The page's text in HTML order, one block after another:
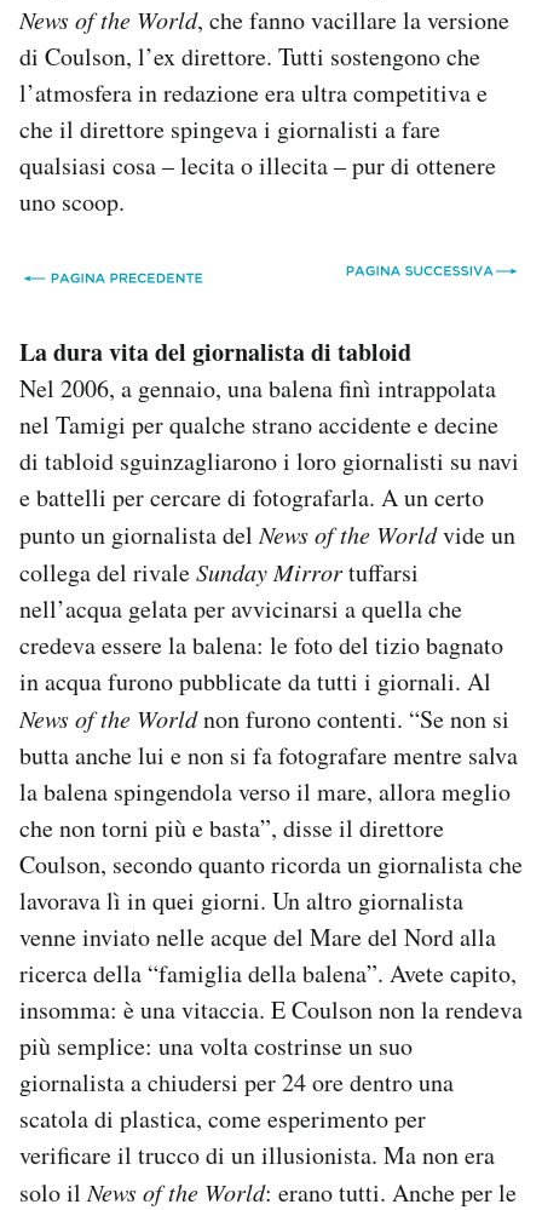
News of the World, che fanno vacillare la versione
di Coulson, l’ex direttore. Tutti sostengono che
l’atmosfera in redazione era ultra competitiva e
che il direttore spingeva i giornalisti a fare
qualsiasi cosa – lecita o illecita – pur di ottenere
uno scoop.
La dura vita del giornalista di tabloid
Nel 2006, a gennaio, una balena finì intrappolata
nel Tamigi per qualche strano accidente e decine
di tabloid sguinzagliarono i loro giornalisti su navi
e battelli per cercare di fotografarla. A un certo
punto un giornalista delNews of the Worldvide un
collega del rivaleSunday Mirrortuffarsi
nell’acqua gelata per avvicinarsi a quella che
credeva essere la balena: le foto del tizio bagnato
in acqua furono pubblicate da tutti i giornali. Al
News of the Worldnon furono contenti. “Se non si
butta anche lui e non si fa fotografare mentre salva
la balena spingendola verso il mare, allora meglio
che non torni più e basta”, disse il direttore
Coulson, secondo quanto ricorda un giornalista che
lavorava lì in quei giorni. Un altro giornalista
venne inviato nelle acque del Mare del Nord alla
ricerca della “famiglia della balena”. Avete capito,
insomma: è una vitaccia. E Coulson non la rendeva
più semplice: una volta costrinse un suo
giornalista a chiudersi per 24 ore dentro una
scatola di plastica, come esperimento per
verificare il trucco di un illusionista. Ma non era
solo ilNews of the World: erano tutti. Anche per le